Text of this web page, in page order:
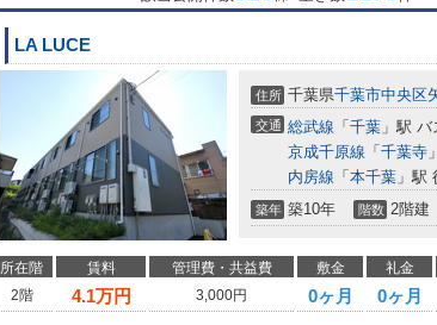
LA LUCE
住所 千葉県千葉市中央区
交通 総武線 「 千葉 」駅
京成千原線 「 千葉寺
内房線 「 本千葉 」駅
築年 築10年 階数 2階建
所在階 賃料 管理費・共益費 敷金 礼金
2階
4.1万円 3,000円 0ヶ月 0ヶ月